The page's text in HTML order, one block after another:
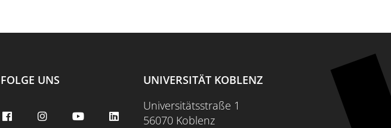
FOLGE UNS
UNIVERSITÄT KOBLENZ
Universitätsstraße 1
56070 Koblenz